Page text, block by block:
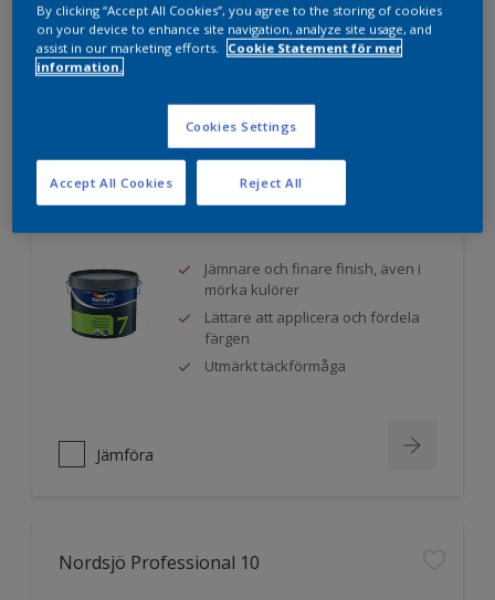
Jämnare och finare finish, även i
mörka kulörer
Lättare att applicera och fördela
färgen
Utmärkt täckförmåga
Jämföra
Nordsjö Professional 10
By clicking “Accept All Cookies”, you agree to the storing of cookies
on your device to enhance site navigation, analyze site usage, and
assist in our marketing efforts.
Cookie Statement för mer
information.
Cookies Settings
Reject All
Accept All Cookies